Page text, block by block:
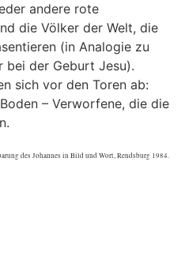
andere rote
die Völker der Welt, die
(in Analogie zu
bei der Geburt Jesu).
sich vor den Toren ab:
– Verworfene, die die
des Johannes in Bild und Wort, Rendsburg 1984.